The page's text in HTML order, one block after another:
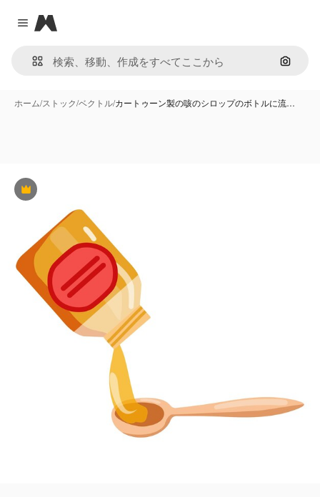
Close menu
Magnific
画像で
ホーム/ストック/ベクトル/カートゥーン製の咳のシロップのボトルに流…
Premium